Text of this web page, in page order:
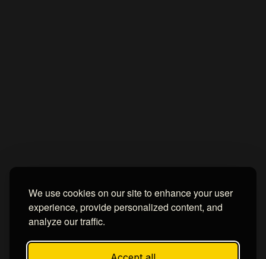
We use cookies on our site to enhance your user
experience, provide personalized content, and
analyze our traffic.